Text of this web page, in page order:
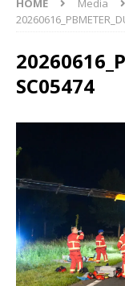
HOME
Media
SC05474